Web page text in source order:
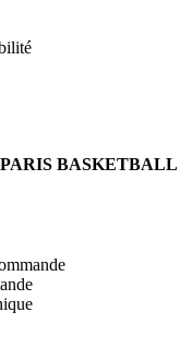
PARIS BASKETBALL